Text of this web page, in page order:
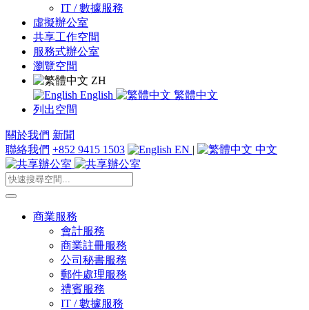
IT / 數據服務
虛擬辦公室
共享工作空間
服務式辦公室
瀏覽空間
ZH
English
繁體中文
列出空間
關於我們 新聞
聯絡我們 +852 9415 1503 EN | 中文
商業服務
會計服務
商業註冊服務
公司秘書服務
郵件處理服務
禮賓服務
IT / 數據服務